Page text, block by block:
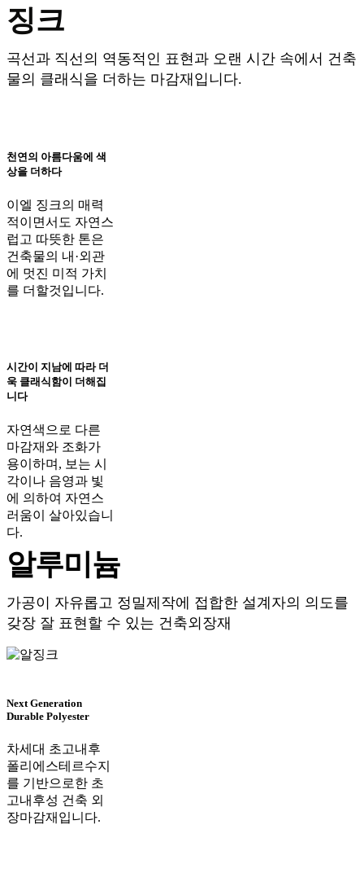
징크
곡선과 직선의 역동적인 표현과 오랜 시간 속에서 건축
물의 클래식을 더하는 마감재입니다.
천연의 아름다움에 색
상을 더하다
이엘 징크의 매력
적이면서도 자연스
럽고 따뜻한 톤은
건축물의 내·외관
에 멋진 미적 가치
를 더할것입니다.
시간이 지남에 따라 더
욱 클래식함이 더해집
니다
자연색으로 다른
마감재와 조화가
용이하며, 보는 시
각이나 음영과 빛
에 의하여 자연스
러움이 살아있습니
다.
알루미늄
가공이 자유롭고 정밀제작에 접합한 설계자의 의도를
갖장 잘 표현할 수 있는 건축외장재
Next Generation
Durable Polyester
차세대 초고내후
폴리에스테르수지
를 기반으로한 초
고내후성 건축 외
장마감재입니다.